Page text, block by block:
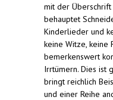
mit der Überschrift
behauptet
Kinderlieder und
keine Witze, keine
bemerkenswert
Irrtümern. Dies ist
bringt reichlich
und einer Reihe